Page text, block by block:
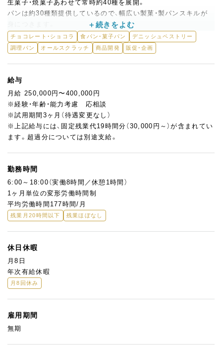
生菓子・焼菓子あわせて常時約40種を展開。
パンは約30種類提供しているので、幅広い製菓・製パンスキルが
製パンの経験はなくてもOK。
使った本格的な惣菜パンへとステップアップしていただきます。
製造現場からの提案で商品化された実績もあり、試作から携わる
チャンスも豊富。
これまで培ったスキルを活かして、新たな商品開発にもぜひチャ
レンジしてください！
チョコレート・ショコラ 食パン・菓子パン
デニッシュペストリー
調理パン
オールスクラッチ 商品開発 販促・企画
給与
月給 250,000円〜400,000円
※経験・年齢・能力考慮 応相談
※試用期間3ヶ月（待遇変更なし）
※上記給与には、固定残業代19時間分（30,000円～）が含まれてい
ます。超過分については別途支給。
勤務時間
6:00～18:00（実働8時間／休憩1時間）
1ヶ月単位の変形労働時間制
平均労働時間177時間/月
残業月20時間以下 残業ほぼなし
休日休暇
月8日
年次有給休暇
月8回休み
雇用期間
無期